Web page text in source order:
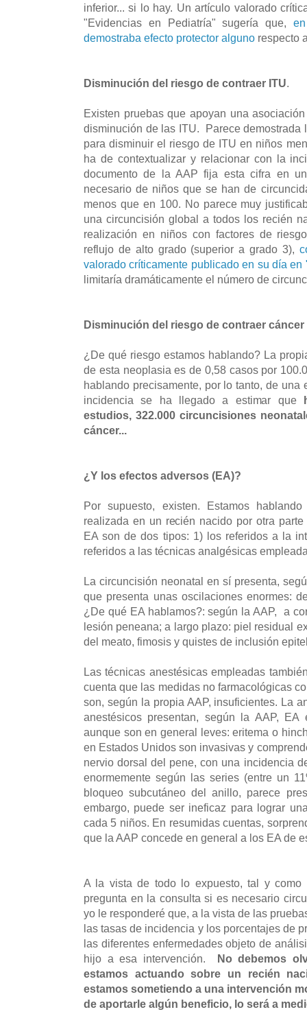
inferior... si lo hay. Un artículo valorado
"Evidencias en Pediatría" sugería que,
demostraba efecto protector alguno respecto
Disminución del riesgo de contraer ITU.
Existen pruebas que apoyan una
disminución de las ITU. Parece demostrada
para disminuir el riesgo de ITU en niños
ha de contextualizar y relacionar con la
documento de la AAP fija esta cifra en
necesario de niños que se han de
menos que en 100. No parece muy
una circuncisión global a todos los recién
realización en niños con factores de
reflujo de alto grado (superior a grado 3),
valorado críticamente publicado en su día
limitaría dramáticamente el número de
Disminución del riesgo de contraer cáncer
¿De qué riesgo estamos hablando? La
de esta neoplasia es de 0,58 casos por
hablando precisamente, por lo tanto, de una
incidencia se ha llegado a estimar que
estudios, 322.000 circuncisiones
cáncer...
¿Y los efectos adversos (EA)?
Por supuesto, existen. Estamos
realizada en un recién nacido por otra
EA son de dos tipos: 1) los referidos a la
referidos a las técnicas analgésicas
La circuncisión neonatal en sí presenta,
que presenta unas oscilaciones enormes:
¿De qué EA hablamos?: según la AAP, a
lesión peneana; a largo plazo: piel residual
del meato, fimosis y quistes de inclusión
Las técnicas anestésicas empleadas
cuenta que las medidas no farmacológicas
son, según la propia AAP, insuficientes. La
anestésicos presentan, según la AAP,
aunque son en general leves: eritema o
en Estados Unidos son invasivas y
nervio dorsal del pene, con una incidencia
enormemente según las series (entre un
bloqueo subcutáneo del anillo, parece
embargo, puede ser ineficaz para lograr
cada 5 niños. En resumidas cuentas,
que la AAP concede en general a los EA de
A la vista de todo lo expuesto, tal y
pregunta en la consulta si es necesario
yo le responderé que, a la vista de las
las tasas de incidencia y los porcentajes de
las diferentes enfermedades objeto de
hijo a esa intervención.
No debemos
estamos actuando sobre un recién
estamos sometiendo a una intervención
de aportarle algún beneficio, lo será a